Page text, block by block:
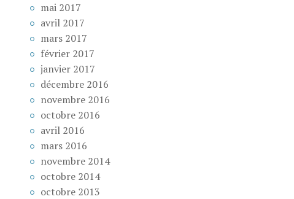
mai 2017
avril 2017
mars 2017
février 2017
janvier 2017
décembre 2016
novembre 2016
octobre 2016
avril 2016
mars 2016
novembre 2014
octobre 2014
octobre 2013